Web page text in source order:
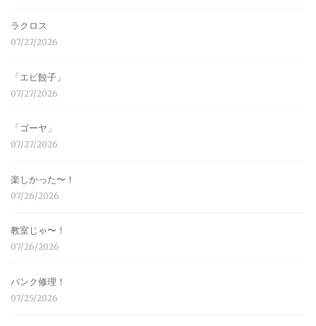
ラクロス
07/27/2026
「エビ餃子」
07/27/2026
「ゴーヤ」
07/27/2026
楽しかった〜！
07/26/2026
教室じゃ〜！
07/26/2026
パンク修理！
07/25/2026